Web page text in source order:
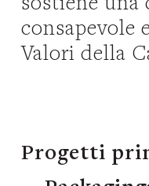
consapevole
Valori della
Progetti